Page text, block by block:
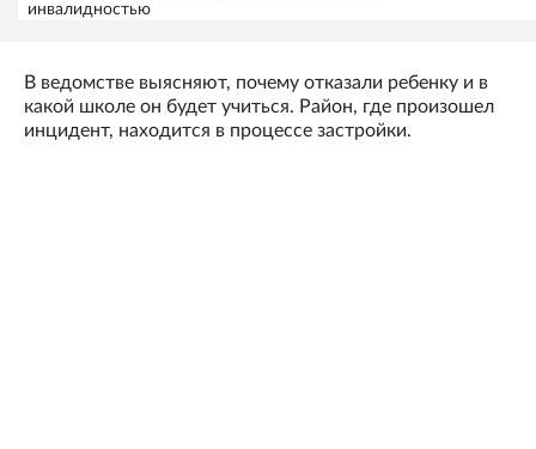
инвалидностью
В ведомстве выясняют, почему отказали ребенку и в
какой школе он будет учиться. Район, где произошел
инцидент, находится в процессе застройки.